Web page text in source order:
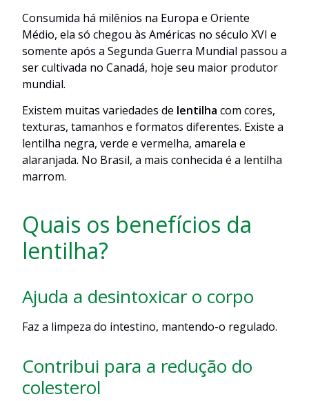
Consumida há milênios na Europa e Oriente
Médio, ela só chegou às Américas no século XVI e
somente após a Segunda Guerra Mundial passou a
ser cultivada no Canadá, hoje seu maior produtor
mundial.
Existem muitas variedades de lentilha com cores,
texturas, tamanhos e formatos diferentes. Existe a
lentilha negra, verde e vermelha, amarela e
alaranjada. No Brasil, a mais conhecida é a lentilha
marrom.
Quais os benefícios da
lentilha?
Ajuda a desintoxicar o corpo
Faz a limpeza do intestino, mantendo-o regulado.
Contribui para a redução do
colesterol